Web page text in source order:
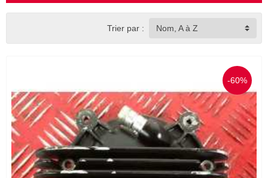
Trier par : Nom, A à Z
-60%